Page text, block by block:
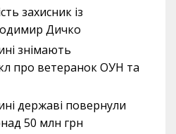
захисник із
Дичко
знімають
про ветеранок ОУН та
державі повернули
50 млн грн